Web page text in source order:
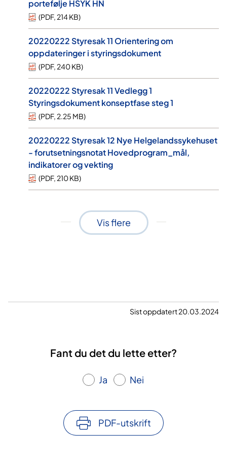
portefølje HSYK HN
(PDF, 214 KB)
20220222 Styresak 11 Orientering om
oppdateringer i styringsdokument
(PDF, 240 KB)
20220222 Styresak 11 Vedlegg 1
Styringsdokument konseptfase steg 1
(PDF, 2.25 MB)
20220222 Styresak 12 Nye Helgelandssykehuset
- forutsetningsnotat Hovedprogram_mål,
indikatorer og vekting
(PDF, 210 KB)
Vis flere
Sist oppdatert 20.03.2024
Fant du det du lette etter?
Ja Nei
PDF-utskrift